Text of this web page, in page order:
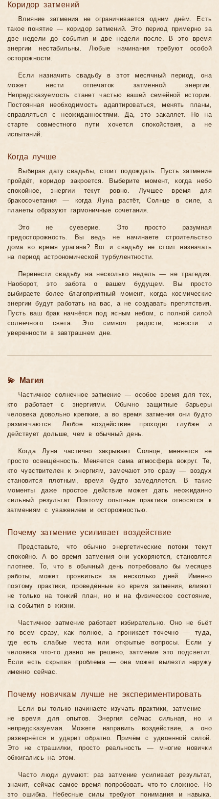
Коридор затмений
Влияние затмения не ограничивается одним днём. Есть
такое понятие — коридор затмений. Это период примерно за
две недели до события и две недели после. В это время
энергии нестабильны. Любые начинания требуют особой
осторожности.
Если назначить свадьбу в этот месячный период, она
может нести отпечаток затменной энергии.
Непредсказуемость станет частью вашей семейной истории.
Постоянная необходимость адаптироваться, менять планы,
справляться с неожиданностями. Да, это закаляет. Но на
старте совместного пути хочется спокойствия, а не
испытаний.
Когда лучше
Выбирая дату свадьбы, стоит подождать. Пусть затмение
пройдёт, коридор закроется. Выберите момент, когда небо
спокойное, энергии текут ровно. Лучшее время для
бракосочетания — когда Луна растёт, Солнце в силе, а
планеты образуют гармоничные сочетания.
Это не суеверие. Это просто разумная
предосторожность. Вы ведь не начинаете строительство
дома во время урагана? Вот и свадьбу не стоит назначать
на период астрономической турбулентности.
Перенести свадьбу на несколько недель — не трагедия.
Наоборот, это забота о вашем будущем. Вы просто
выбираете более благоприятный момент, когда космические
энергии будут работать на вас, а не создавать препятствия.
Пусть ваш брак начнётся под ясным небом, с полной силой
солнечного света. Это символ радости, ясности и
уверенности в завтрашнем дне.
💫 Магия
Частичное солнечное затмение — особое время для тех,
кто работает с энергиями. Обычно защитные барьеры
человека довольно крепкие, а во время затмения они будто
размягчаются. Любое воздействие проходит глубже и
действует дольше, чем в обычный день.
Когда Луна частично закрывает Солнце, меняется не
просто освещённость. Меняется сама атмосфера вокруг. Те,
кто чувствителен к энергиям, замечают это сразу — воздух
становится плотным, время будто замедляется. В такие
моменты даже простое действие может дать неожиданно
сильный результат. Поэтому опытные практики относятся к
затмениям с уважением и осторожностью.
Почему затмение усиливает воздействие
Представьте, что обычно энергетические потоки текут
спокойно. А во время затмения они ускоряются, становятся
плотнее. То, что в обычный день потребовало бы месяцев
работы, может проявиться за несколько дней. Именно
поэтому практики, проведённые во время затмения, влияют
не только на тонкий план, но и на физическое состояние,
на события в жизни.
Частичное затмение работает избирательно. Оно не бьёт
по всем сразу, как полное, а проникает точечно — туда,
где есть слабые места или открытые вопросы. Если у
человека что-то давно не решено, затмение это подсветит.
Если есть скрытая проблема — она может вылезти наружу
именно сейчас.
Почему новичкам лучше не экспериментировать
Если вы только начинаете изучать практики, затмение —
не время для опытов. Энергия сейчас сильная, но и
непредсказуемая. Можете направить воздействие, а оно
развернётся и ударит обратно. Причём с удвоенной силой.
Это не страшилки, просто реальность — многие новички
обжигались на этом.
Часто люди думают: раз затмение усиливает результат,
значит, сейчас самое время попробовать что-то сложное. Но
это ошибка. Небесные силы требуют понимания и навыка.